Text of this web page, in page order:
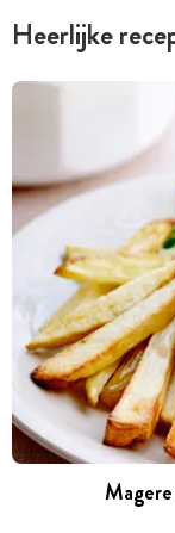
Heerlijke